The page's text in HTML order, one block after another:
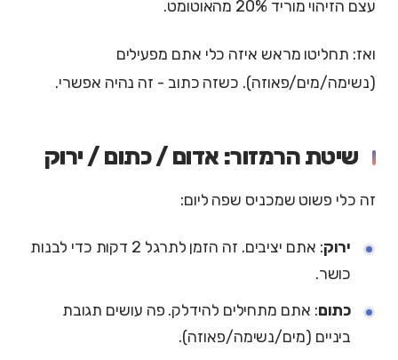
עצם הזיהוי מוריד 20% מהאוטומט.
ואז: תחליטו מראש איזה כלי אתם מפעילים
(נשימה/מים/פאוזה). כשזה כתוב - זה נהיה אפשרי.
שיטת הרמזור: אדום / כתום / ירוק
זה כלי פשוט שמכניס שפה ליום:
ירוק
: אתם יציבים. זה הזמן לתרגל 2 דקות כדי לבנות
כושר.
כתום: אתם מתחילים להידלק. פה עושים תגובת
ביניים (מים/נשימה/פאוזה).